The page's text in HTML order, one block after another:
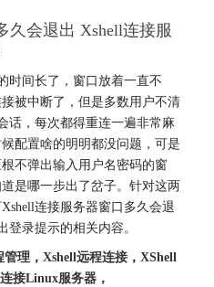
久会退出 Xshell连接服
时间长了，窗口放着一直不
被中断了，但是多数用户不清
话，每次都得重连一遍非常麻
配置啥的明明都没问题，可是
不弹出输入用户名密码的窗
是哪一步出了岔子。针对这两
连接服务器窗口多久会退
登录提示的相关内容。
管理， Xshell远程连接， XShell
连接Linux服务器，